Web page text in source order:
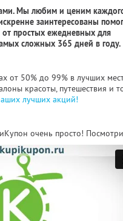
Мы любим и ценим
заинтересованы
простых ежедневных для
сложных 365 дней в году.
от 50% до 99% в лучших
красоты, путешествия и
лучших акций!
очень просто!